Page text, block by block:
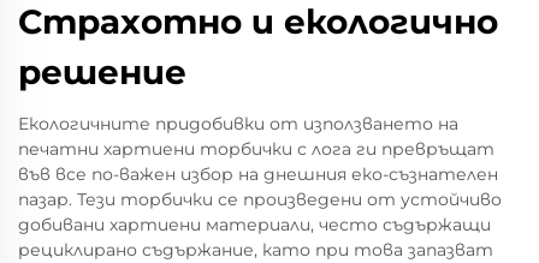
Страхотно и екологично
решение
Екологичните придобивки от използването на
печатни хартиени торбички с лога ги превръщат
във все по-важен избор на днешния еко-съзнателен
пазар. Тези торбички се произведени от устойчиво
добивани хартиени материали, често съдържащи
рециклирано съдържание, като при това запазват